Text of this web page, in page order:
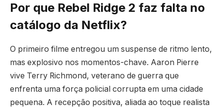
Por que Rebel Ridge 2 faz falta no
catálogo da Netflix?
O primeiro filme entregou um suspense de ritmo lento,
mas explosivo nos momentos-chave. Aaron Pierre
vive Terry Richmond, veterano de guerra que
enfrenta uma força policial corrupta em uma cidade
pequena. A recepção positiva, aliada ao toque realista